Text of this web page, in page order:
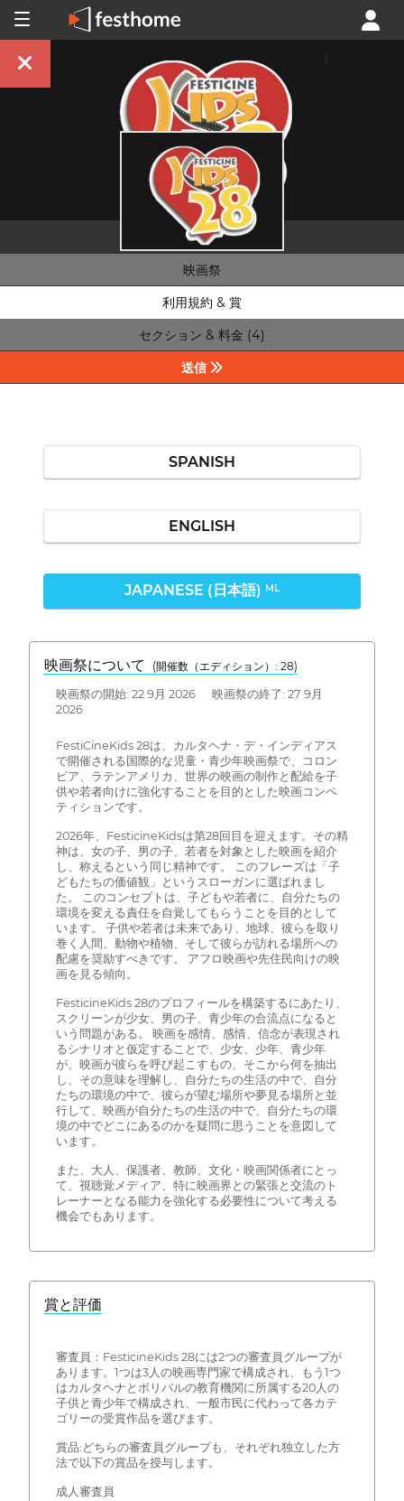
映画祭
利用規約 & 賞
セクション & 料金 (4)
送信
SPANISH
ENGLISH
JAPANESE (日本語) ML
映画祭について (開催数（エディション）: 28)
映画祭の開始: 22 9月 2026 映画祭の終了: 27 9月
2026
FestiCineKids 28は、カルタヘナ・デ・インディアス
で開催される国際的な児童・青少年映画祭で、コロン
ビア、ラテンアメリカ、世界の映画の制作と配給を子
供や若者向けに強化することを目的とした映画コンペ
ティションです。
2026年、FesticineKidsは第28回目を迎えます。その精
神は、女の子、男の子、若者を対象とした映画を紹介
し、称えるという同じ精神です。 このフレーズは「子
どもたちの価値観」というスローガンに選ばれまし
た。 このコンセプトは、子どもや若者に、自分たちの
環境を変える責任を自覚してもらうことを目的として
います。 子供や若者は未来であり、地球、彼らを取り
巻く人間、動物や植物、そして彼らが訪れる場所への
配慮を奨励すべきです。 アフロ映画や先住民向けの映
画を見る傾向。
FesticineKids 28のプロフィールを構築するにあたり、
スクリーンが少女、男の子、青少年の合流点になると
いう問題がある。 映画を感情、感情、信念が表現され
るシナリオと仮定することで、少女、少年、青少年
が、映画が彼らを呼び起こすもの、そこから何を抽出
し、その意味を理解し、自分たちの生活の中で、自分
たちの環境の中で、彼らが望む場所や夢見る場所と並
行して、映画が自分たちの生活の中で、自分たちの環
境の中でどこにあるのかを疑問に思うことを意図して
います。
また、大人、保護者、教師、文化・映画関係者にとっ
て、視聴覚メディア、特に映画界との緊張と交流のト
レーナーとなる能力を強化する必要性について考える
機会でもあります。
賞と評価
審査員：FesticineKids 28には2つの審査員グループが
あります。1つは3人の映画専門家で構成され、もう1つ
はカルタヘナとボリバルの教育機関に所属する20人の
子供と青少年で構成され、一般市民に代わって各カテ
ゴリーの受賞作品を選びます。
賞品:どちらの審査員グループも、それぞれ独立した方
法で以下の賞品を授与します。
成人審査員